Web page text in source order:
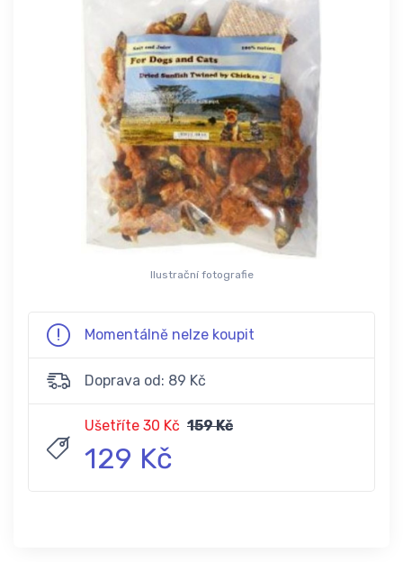
Ilustrační fotografie
Momentálně nelze koupit
Doprava od: 89 Kč
Ušetříte 30 Kč 159 Kč
129 Kč